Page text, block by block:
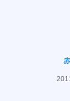
2011年1